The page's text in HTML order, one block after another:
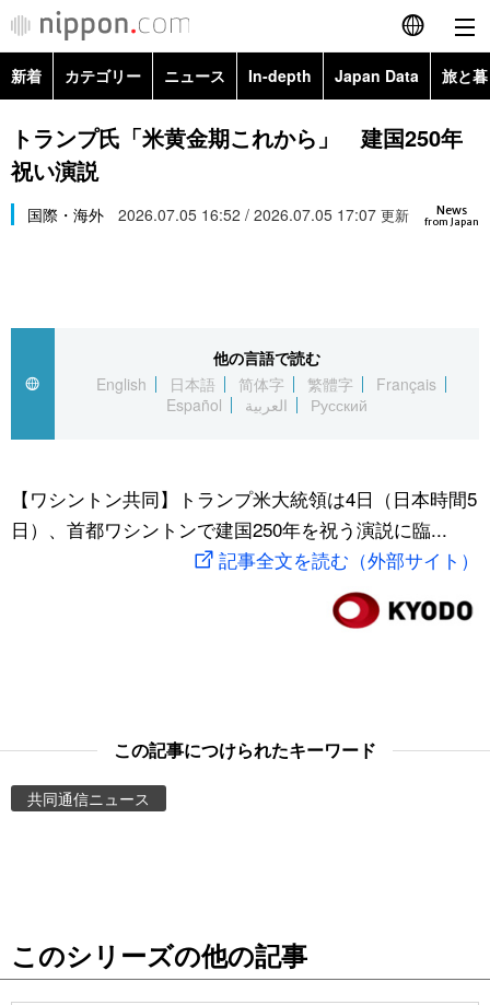
English
简体字
Русский
カテゴリー
経済・ビジネス
国際
文化
トップ
アーカイブ
In-depth
Japan Data
動画/Live
お知らせ
新着 カテゴリー ニュース In-depth Japan Data 旅と
政治・外交
経済・ビジネス
スポーツ・東京2020
Topics
トランプ氏「米黄金期これから」 建国250年
祝い演説
News
from Japan
国際・海外 2026.07.05 16:52 / 2026.07.05 17:07 更新
他の言語で読む
English
日本語 简体字 繁體字
Français
Español
العربية Русский
【ワシントン共同】トランプ米大統領は4日（日本時間5
日）、首都ワシントンで建国250年を祝う演説に臨...
記事全文を読む（外部サイト）
この記事につけられたキーワード
共同通信ニュース
このシリーズの他の記事